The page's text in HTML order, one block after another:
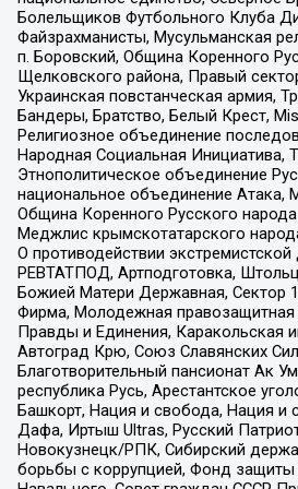
Болельщиков Футбольного Клуба
Файзрахманисты, Мусульманская
п. Боровский, Община Коренного
Щелковского района, Правый
Украинская повстанческая армия,
Бандеры, Братство, Белый Крест,
Религиозное объединение
Народная Социальная Инициатива,
Этнополитическое объединение
национальное объединение Атака,
Община Коренного Русского
Меджлис крымскотатарского
О противодействии экстремистской
РЕВТАТПОД, Артподготовка,
Божией Матери Державная, Сектор
Фирма, Молодежная
Правды и Единения, Каракольская
Автоград Крю, Союз Славянских
Благотворительный пансионат Ак
республика Русь, Арестантское
Башкорт, Нация и свобода, Нация и
Дафа, Иртыш Ultras, Русский
Новокузнецк/РПК, Сибирский
борьбы с коррупцией, Фонд